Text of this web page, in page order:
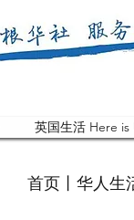
英国生活 Here is
首页丨华人生